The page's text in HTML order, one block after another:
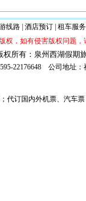
线路| 酒店预订| 租车服务
权，如有侵害版权问题
权所有：泉州西湖假
22176648 公司地址
代订国内外机票、汽